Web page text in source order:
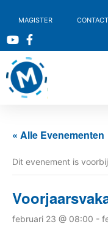
MAGISTER CONTACT
« Alle Evenementen
Dit evenement is
februari 23 @ 08:00 -